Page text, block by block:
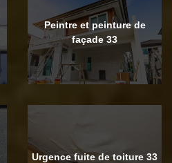
Peintre et peinture de
façade 33
Urgence fuite de toiture 33